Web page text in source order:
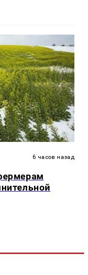
6 часов назад